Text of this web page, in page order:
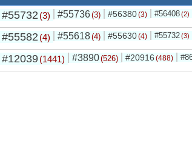
#55732 (3) #55736(3) #56380(3) #56408 (2)
#55582 (4) #55618(4) #55630(4) #55732 (3)
#12039 (1441) #3890(526) #20916 (488)